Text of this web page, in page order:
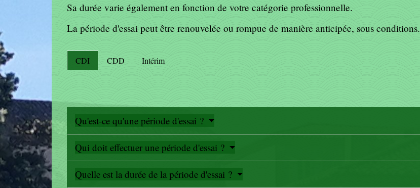
Sa durée varie également en fonction de votre catégorie professionnelle.
La période d'essai peut être renouvelée ou rompue de manière anticipée, sous conditions.
CDI CDD Intérim
Qu'est-ce qu'une période d'essai ?
Qui doit effectuer une période d'essai ?
Quelle est la durée de la période d'essai ?